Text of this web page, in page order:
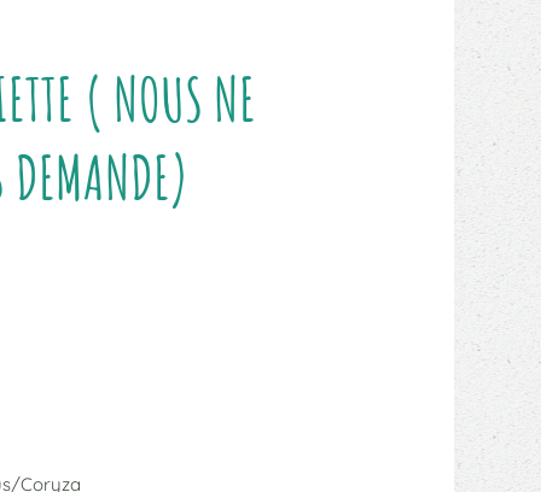
( NOUS NE
DEMANDE)
Coryza